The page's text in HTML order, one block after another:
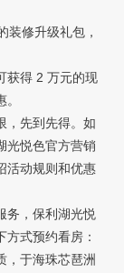
修升级礼包，
得 2 万元的现
先到先得。如
光悦色官方营销
活动规则和优惠
，保利湖光悦
式预约看房：
于海珠芯琶洲